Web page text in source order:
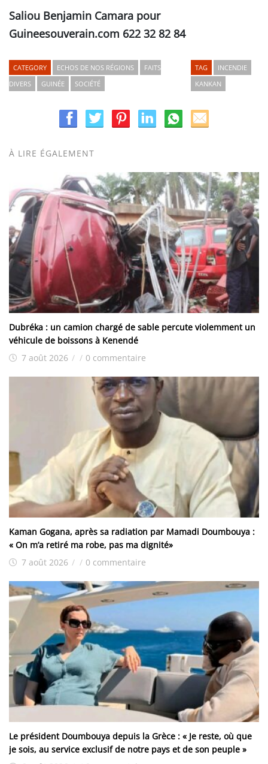
Saliou Benjamin Camara pour
Guineesouverain.com 622 32 82 84
CATEGORY ECHOS DE NOS RÉGIONS
FAITS
DIVERS
GUINÉE SOCIÉTÉ
TAG
INCENDIE
KANKAN
À LIRE ÉGALEMENT
Dubréka : un camion chargé de sable percute violemment un
véhicule de boissons à Kenendé
7 août 2026 / / 0 commentaire
Kaman Gogana, après sa radiation par Mamadi Doumbouya :
« On m’a retiré ma robe, pas ma dignité»
7 août 2026 / / 0 commentaire
Le président Doumbouya depuis la Grèce : « Je reste, où que
je sois, au service exclusif de notre pays et de son peuple »